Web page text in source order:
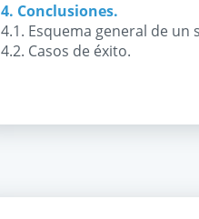
4. Conclusiones.
4.1. Esquema general de un
4.2. Casos de éxito.